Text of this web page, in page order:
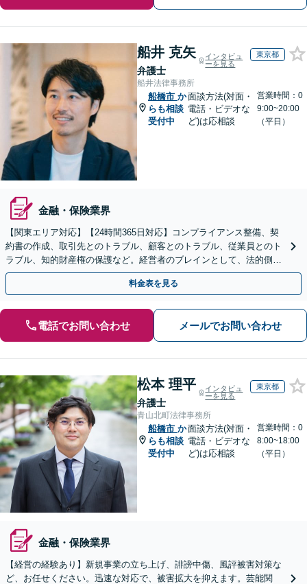
船井 克矢
弁護士
インタビュ
ーを見る
東京都
船井法律事務所
船橋市 か
らも相談
受付中
面談方法(対面・
電話・ビデオな
ど)は応相談
営業時間：0
9:00~20:00
（平日）
金融・保険業界
【関東エリア対応】【24時間365日対応】コンプライアンス整備、契
約書の作成、取引先とのトラブル、顧客とのトラブル、従業員とのト
ラブル、知的財産権の保護など。経営者のブレインとして、法的側面
より力強く事業をサポートします。【初回相談無料】
料金表を見る
電話でお問い合わせ メールでお問い合わせ
松本 理平
弁護士
インタビュ
ーを見る
東京都
青山北町法律事務所
船橋市 か
らも相談
受付中
面談方法(対面・
電話・ビデオな
ど)は応相談
営業時間：0
8:00~18:00
（平日）
金融・保険業界
【経営の経験あり】新規事業の立ち上げ、誹謗中傷、風評被害対策な
ど、お任せください。迅速な対応で、被害拡大を抑えます。芸能関